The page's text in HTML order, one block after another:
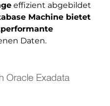
effizient abgebildet
Machine bietet
Daten.